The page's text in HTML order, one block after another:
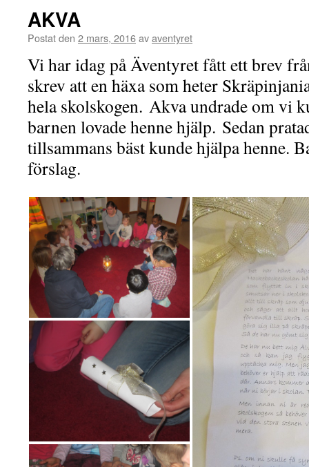
AKVA
Postat den 2 mars, 2016avaventyret
Vi har idag på Äventyret fått ett brev
skrev att en häxa som heter
hela skolskogen. Akva undrade om vi
barnen lovade henne hjälp. Sedan
tillsammans bäst kunde hjälpa henne.
förslag.